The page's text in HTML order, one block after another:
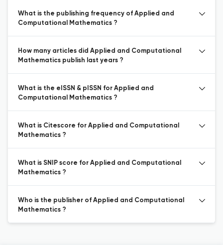
What is the publishing frequency of Applied and
Computational Mathematics ?
How many articles did Applied and Computational
Mathematics publish last years ?
What is the eISSN & pISSN for Applied and
Computational Mathematics ?
What is Citescore for Applied and Computational
Mathematics ?
What is SNIP score for Applied and Computational
Mathematics ?
Who is the publisher of Applied and Computational
Mathematics ?